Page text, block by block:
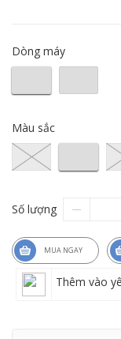
Dòng máy
Màu sắc
Số lượng
MUA NGAY
Thêm vào